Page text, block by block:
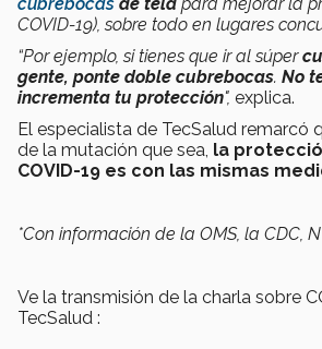
cubrebocas de tela para mejorar la
COVID-19), sobre todo en lugares
“Por ejemplo, si tienes que ir al súper
gente, ponte doble cubrebocas. No
incrementa tu protección", explica.
El especialista de TecSalud remarcó
de la mutación que sea, la
COVID-19 es con las mismas
*Con información de la OMS, la CDC,
Ve la transmisión de la charla sobre
TecSalud :